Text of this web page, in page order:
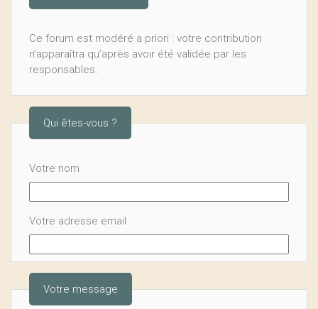
Ce forum est modéré a priori : votre contribution
n’apparaîtra qu’après avoir été validée par les
responsables.
Qui êtes-vous ?
Votre nom
Votre adresse email
Votre message